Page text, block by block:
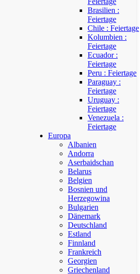
Brasilien :
Feiertage
Chile : Feiertage
Kolumbien :
Feiertage
Ecuador :
Feiertage
Peru : Feiertage
Paraguay :
Feiertage
Uruguay :
Feiertage
Venezuela :
Feiertage
Europa
Albanien
Andorra
Aserbaidschan
Belarus
Belgien
Bosnien und
Herzegowina
Bulgarien
Dänemark
Deutschland
Estland
Finnland
Frankreich
Georgien
Griechenland